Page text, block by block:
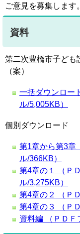
ご意見を募集します。
資料
第二次豊橋市子ども
（案）
一括ダウンロー
ル/5,005KB）
個別ダウンロード
第1章から第3章
ル/366KB）
第4章の１ （Ｐ
ル/3,275KB）
第4章の２ （Ｐ
第4章の３ （Ｐ
資料編 （ＰＤＦ